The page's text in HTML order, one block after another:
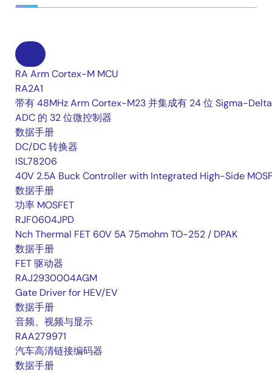
RA Arm Cortex-M MCU
RA2A1
带有 48MHz Arm Cortex-M23 并集成有 24 位 Sigma-Delta
ADC 的 32 位微控制器
数据手册
DC/DC 转换器
ISL78206
40V 2.5A Buck Controller with Integrated High-Side
数据手册
功率 MOSFET
RJF0604JPD
Nch Thermal FET 60V 5A 75mohm TO-252 / DPAK
数据手册
FET 驱动器
RAJ2930004AGM
Gate Driver for HEV/EV
数据手册
音频、视频与显示
RAA279971
汽车高清链接编码器
数据手册